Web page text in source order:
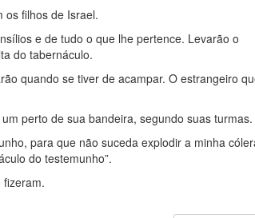
os filhos de Israel.
e de tudo o que lhe pertence. Levarão o
do tabernáculo.
quando se tiver de acampar. O estrangeiro
perto de sua bandeira, segundo suas turmas.
para que não suceda explodir a minha
do testemunho”.